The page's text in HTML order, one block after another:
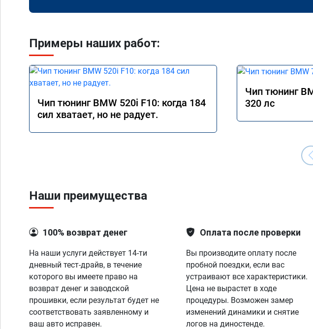
Примеры наших работ:
Чип тюнинг BMW 520i F10: когда 184
сил хватает, но не радует.
Чип тюнинг
320 лс
Наши преимущества
100% возврат денег
На наши услуги действует 14-ти
дневный тест-драйв, в течение
которого вы имеете право на
возврат денег и заводской
прошивки, если результат будет не
соответствовать заявленному и
ваш авто исправен.
Оплата после проверки
Вы производите оплату после
пробной поездки, если вас
устраивают все характеристики.
Цена не вырастет в ходе
процедуры. Возможен замер
изменений динамики и снятие
логов на диностенде.